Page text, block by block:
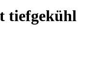
tiefgekühl